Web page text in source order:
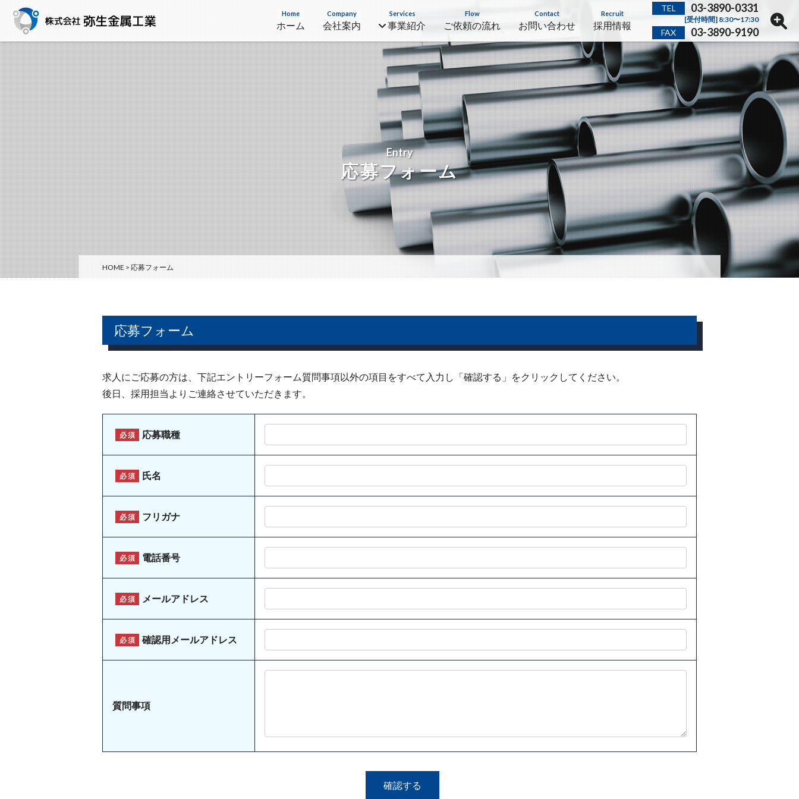
Home
ホーム
Company
会社案内
Services
事業紹介
Flow
ご依頼の流れ
Contact
お問い合わせ
Recruit
採用情報
TEL 03-3890-0331
[受付時間] 8:30〜17:30
FAX 03-3890-9190
Entry
応募フォーム
HOME > 応募フォーム
応募フォーム
求人にご応募の方は、下記エントリーフォーム質問事項以外の項目をすべて入力し「確認する」をクリックしてください。
後日、採用担当よりご連絡させていただきます。
必須 応募職種
必須 氏名
必須 フリガナ
必須 電話番号
必須 メールアドレス
必須 確認用メールアドレス
質問事項